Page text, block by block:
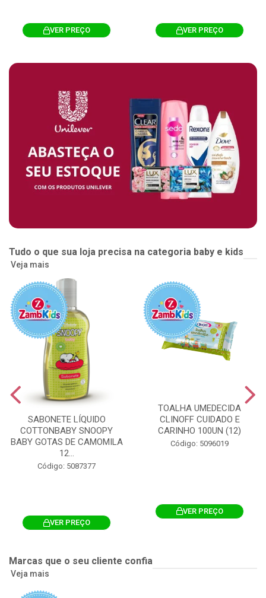
VER PREÇO VER PREÇO
Tudo o que sua loja precisa na categoria baby e kids
Veja mais
SABONETE LÍQUIDO
COTTONBABY SNOOPY
BABY GOTAS DE CAMOMILA
12...
Código: 5087377
VER PREÇO
TOALHA UMEDECIDA
CLINOFF CUIDADO E
CARINHO 100UN (12)
Código: 5096019
VER PREÇO
Marcas que o seu cliente confia
Veja mais